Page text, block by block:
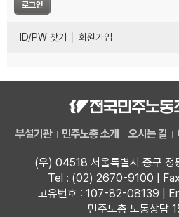
ID/PW 찾기 회원가입
부설기관 민주노총 소개 오시는 길
(우) 04518 서울특별시 중구 정
Tel : (02) 2670-9100 |
고유번호 : 107-82-08139 |
민주노총 노동상담